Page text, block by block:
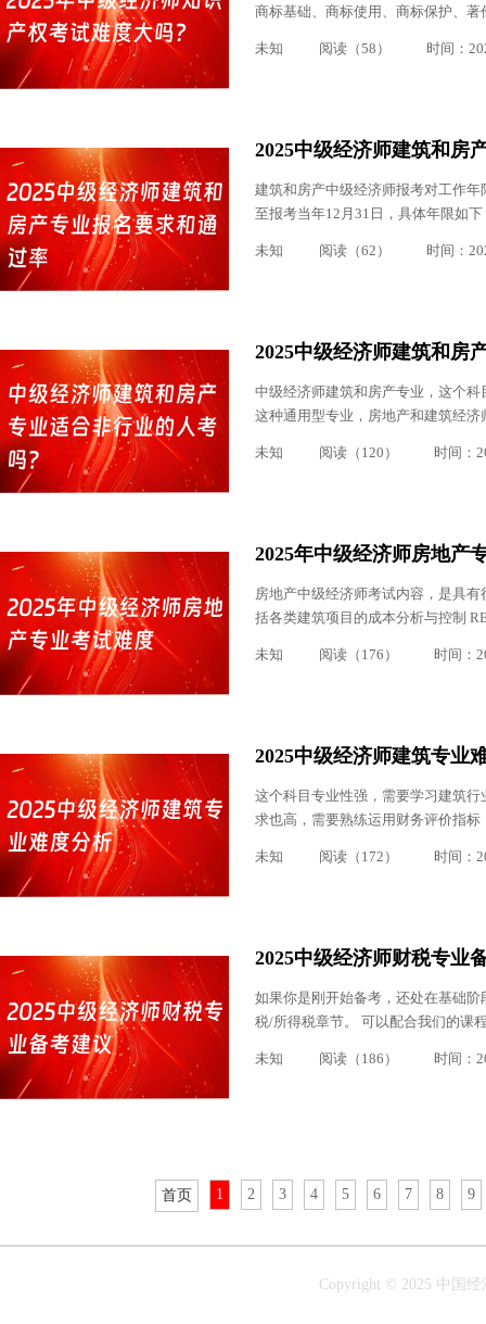
商标基础、商标使用、商标保护、
未知 阅读（58） 时间：
2025中级经济师建筑和房
建筑和房产中级经济师报考对工作
至报考当年12月31日，具体年限如
未知 阅读（62） 时间：
2025中级经济师建筑和房
中级经济师建筑和房产专业，这个
这种通用型专业，房地产和建筑经
未知 阅读（120） 时间：
2025年中级经济师房地产
房地产中级经济师考试内容，是具
括各类建筑项目的成本分析与控制
未知 阅读（176） 时间：
2025中级经济师建筑专业
这个科目专业性强，需要学习建筑
求也高，需要熟练运用财务评价指
未知 阅读（172） 时间：
2025中级经济师财税专业
如果你是刚开始备考，还处在基础
税/所得税章节。 可以配合我们的课
未知 阅读（186） 时间：
首页 1 2 3 4 5 6 7 8 9
Copyright © 2025 中国